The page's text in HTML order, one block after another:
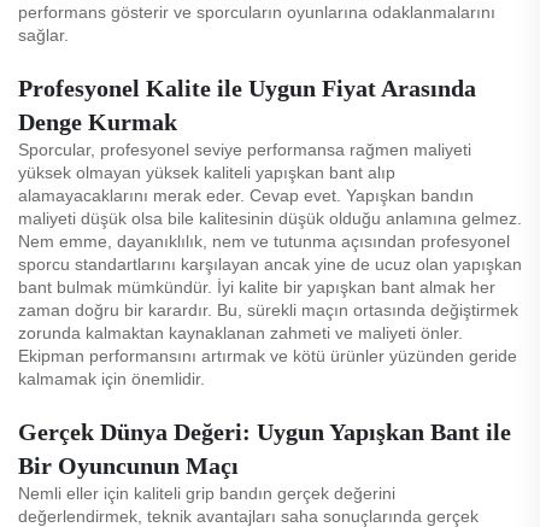
performans gösterir ve sporcuların oyunlarına odaklanmalarını
sağlar.
Profesyonel Kalite ile Uygun Fiyat Arasında
Denge Kurmak
Sporcular, profesyonel seviye performansa rağmen maliyeti
yüksek olmayan yüksek kaliteli yapışkan bant alıp
alamayacaklarını merak eder. Cevap evet. Yapışkan bandın
maliyeti düşük olsa bile kalitesinin düşük olduğu anlamına gelmez.
Nem emme, dayanıklılık, nem ve tutunma açısından profesyonel
sporcu standartlarını karşılayan ancak yine de ucuz olan yapışkan
bant bulmak mümkündür. İyi kalite bir yapışkan bant almak her
zaman doğru bir karardır. Bu, sürekli maçın ortasında değiştirmek
zorunda kalmaktan kaynaklanan zahmeti ve maliyeti önler.
Ekipman performansını artırmak ve kötü ürünler yüzünden geride
kalmamak için önemlidir.
Gerçek Dünya Değeri: Uygun Yapışkan Bant ile
Bir Oyuncunun Maçı
Nemli eller için kaliteli grip bandın gerçek değerini
değerlendirmek, teknik avantajları saha sonuçlarında gerçek